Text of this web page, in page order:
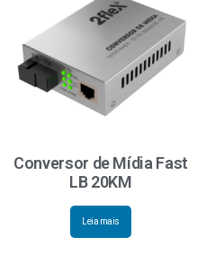
Conversor de Mídia Fast
LB 20KM
Leia mais